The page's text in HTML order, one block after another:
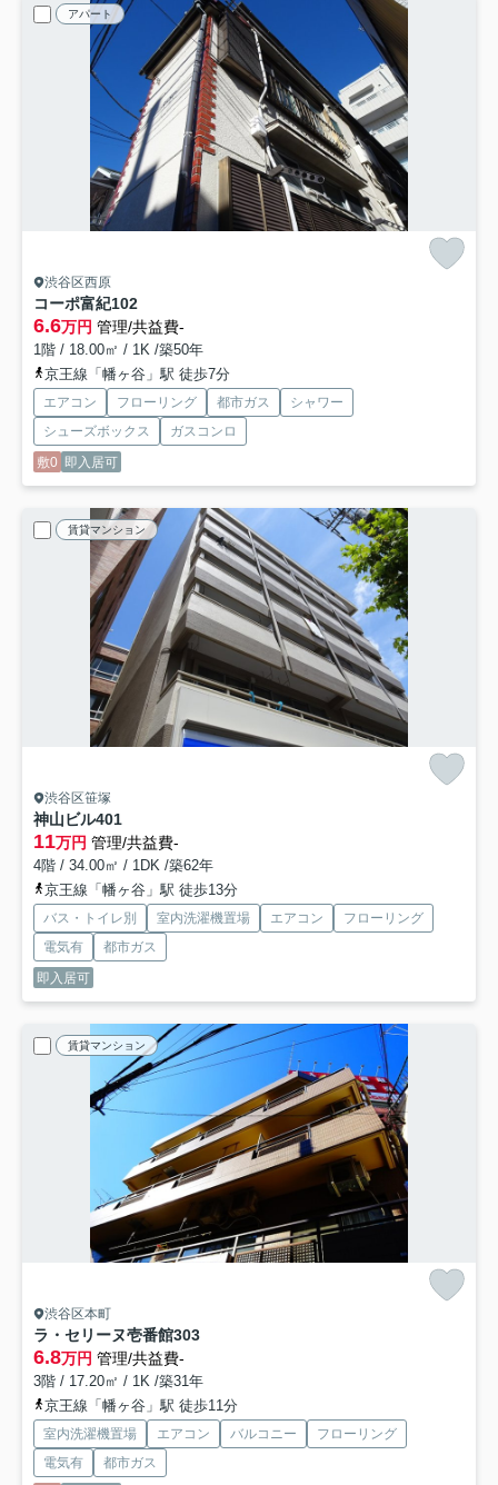
アパート
渋谷区西原
コーポ富紀102
6.6万円 管理/共益費-
1階 / 18.00㎡ / 1K /築50年
京王線「幡ヶ谷」駅 徒歩7分
エアコン フローリング 都市ガス
シャワー
シューズボックス
ガスコンロ
敷0 即入居可
賃貸マンション
渋谷区笹塚
神山ビル401
11万円 管理/共益費-
4階 / 34.00㎡ / 1DK /築62年
京王線「幡ヶ谷」駅 徒歩13分
バス・トイレ別 室内洗濯機置場 エアコン
フローリング
電気有
都市ガス
即入居可
賃貸マンション
渋谷区本町
ラ・セリーヌ壱番館303
6.8万円 管理/共益費-
3階 / 17.20㎡ / 1K /築31年
京王線「幡ヶ谷」駅 徒歩11分
室内洗濯機置場 エアコン バルコニー
フローリング
電気有
都市ガス